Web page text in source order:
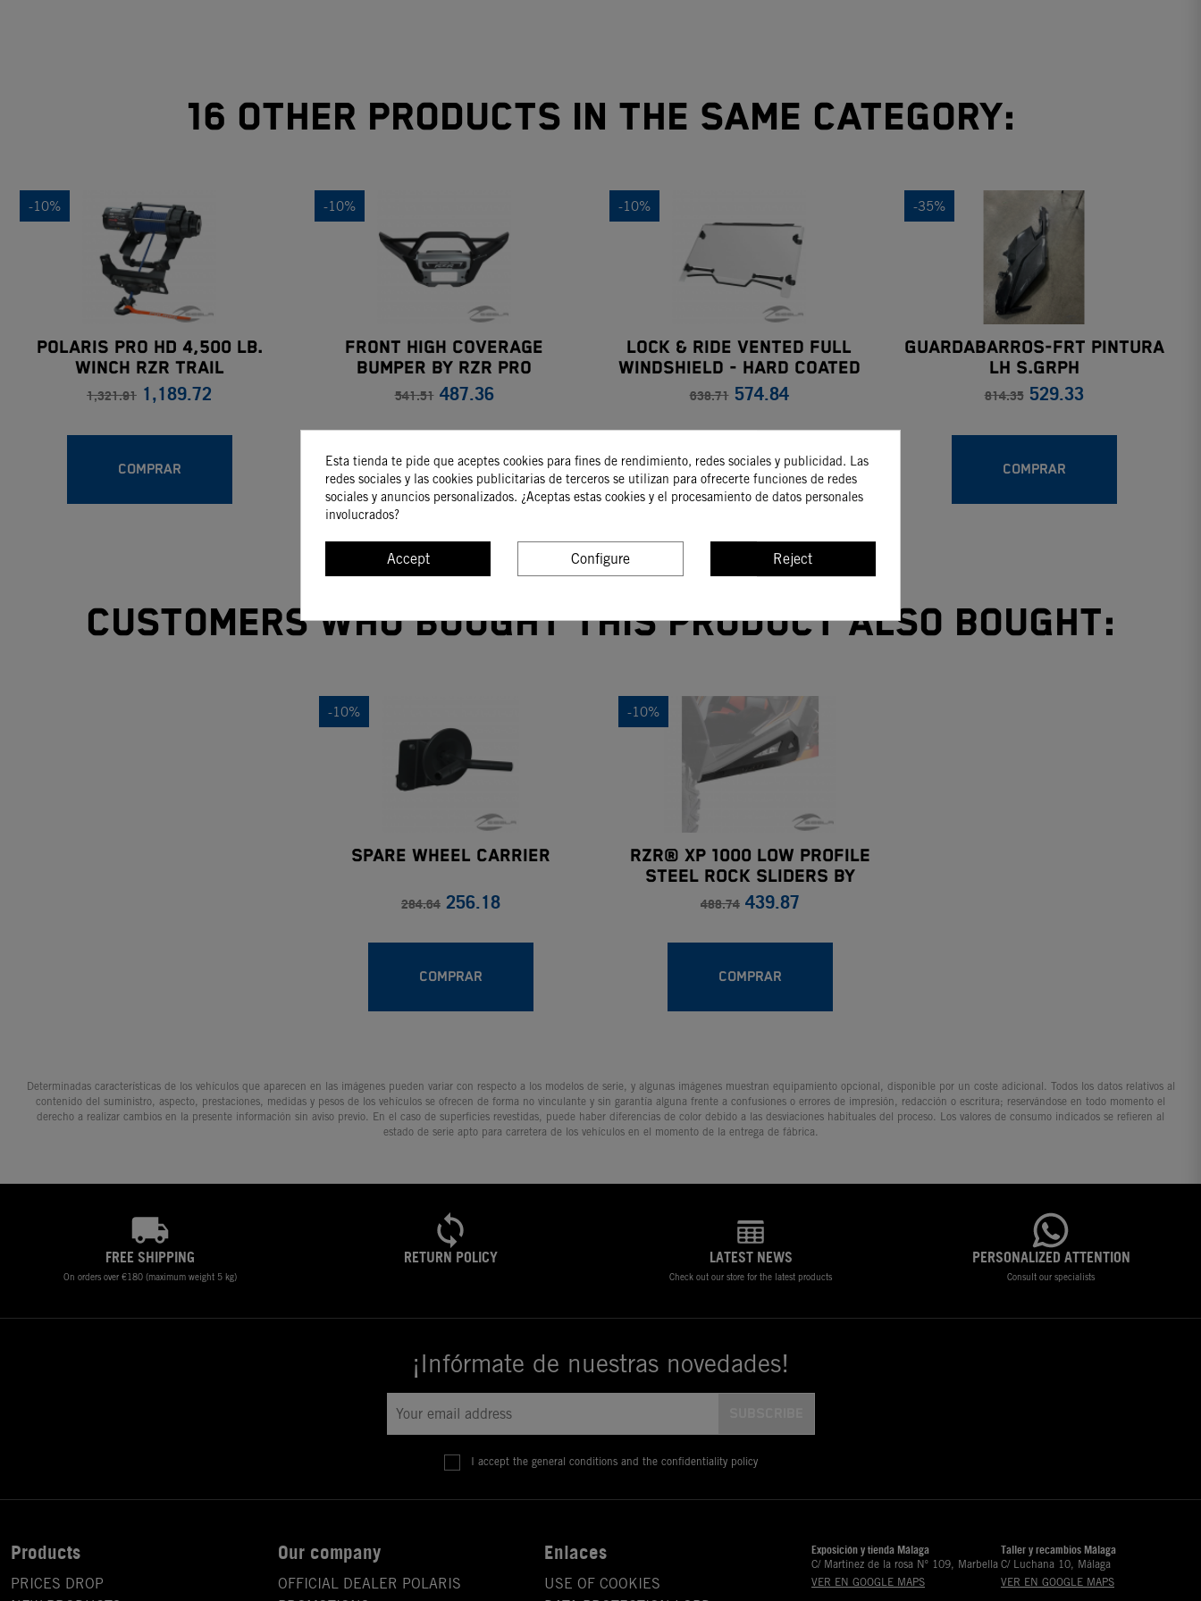
16 other products in the same category:
-10%
Polaris Pro HD 4,500 Lb.
Winch RZR Trail
1,321.91 1,189.72
COMPRAR
-10%
Front High Coverage
Bumper By RZR Pro
541.51 487.36
COMPRAR
-10%
Lock & Ride Vented Full
Windshield - Hard Coated
Polycarbonate RZR Trail
638.71 574.84
COMPRAR
-35%
GUARDABARROS-FRT PINTURA
LH S.GRPH
814.35 529.33
COMPRAR
Customers who bought this product also bought:
-10%
Spare Wheel Carrier
284.64 256.18
COMPRAR
-10%
RZR® XP 1000 LOW PROFILE
STEEL ROCK SLIDERS BY
POLARIS®
488.74 439.87
COMPRAR
Determinadas características de los vehículos que aparecen en las imágenes pueden variar con respecto a los modelos de serie, y algunas imágenes muestran equipamiento opcional, disponible por un coste adicional. Todos los datos relativos al
contenido del suministro, aspecto, prestaciones, medidas y pesos de los vehículos se ofrecen de forma no vinculante y sin garantía alguna frente a confusiones o errores de impresión, redacción o escritura; reservándose en todo momento el
derecho a realizar cambios en la presente información sin aviso previo. En el caso de superficies revestidas, puede haber diferencias de color debido a las desviaciones habituales del proceso. Los valores de consumo indicados se refieren al
estado de serie apto para carretera de los vehículos en el momento de la entrega de fábrica.
FREE SHIPPING
On orders over €180 (maximum weight 5 kg)
RETURN POLICY LATEST NEWS
Check out our store for the latest products
PERSONALIZED ATTENTION
Consult our specialists
¡Infórmate de nuestras novedades!
I accept the general conditions and the confidentiality policy
Products
PRICES DROP
Our company
OFFICIAL DEALER POLARIS
Enlaces
USE OF COOKIES
Exposición y tienda Málaga
C/ Martinez de la rosa Nº 109, Marbella
VER EN GOOGLE MAPS
Taller y recambios Málaga
C/ Luchana 10, Málaga
VER EN GOOGLE MAPS
Esta tienda te pide que aceptes cookies para fines de rendimiento, redes sociales y publicidad. Las
redes sociales y las cookies publicitarias de terceros se utilizan para ofrecerte funciones de redes
sociales y anuncios personalizados. ¿Aceptas estas cookies y el procesamiento de datos personales
involucrados?
Accept Configure Reject